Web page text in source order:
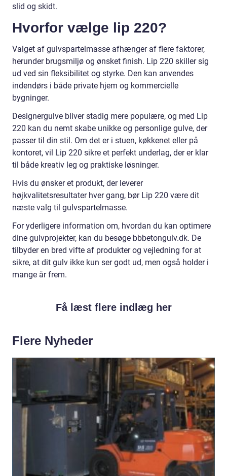
slid og skidt.
Hvorfor vælge lip 220?
Valget af gulvspartelmasse afhænger af flere faktorer,
herunder brugsmiljø og ønsket finish. Lip 220 skiller sig
ud ved sin fleksibilitet og styrke. Den kan anvendes
indendørs i både private hjem og kommercielle
bygninger.
Designergulve bliver stadig mere populære, og med Lip
220 kan du nemt skabe unikke og personlige gulve, der
passer til din stil. Om det er i stuen, køkkenet eller på
kontoret, vil Lip 220 sikre et perfekt underlag, der er klar
til både kreativ leg og praktiske løsninger.
Hvis du ønsker et produkt, der leverer
højkvalitetsresultater hver gang, bør Lip 220 være dit
næste valg til gulvspartelmasse.
For yderligere information om, hvordan du kan optimere
dine gulvprojekter, kan du besøge bbbetongulv.dk. De
tilbyder en bred vifte af produkter og vejledning for at
sikre, at dit gulv ikke kun ser godt ud, men også holder i
mange år frem.
Få læst flere indlæg her
Flere Nyheder